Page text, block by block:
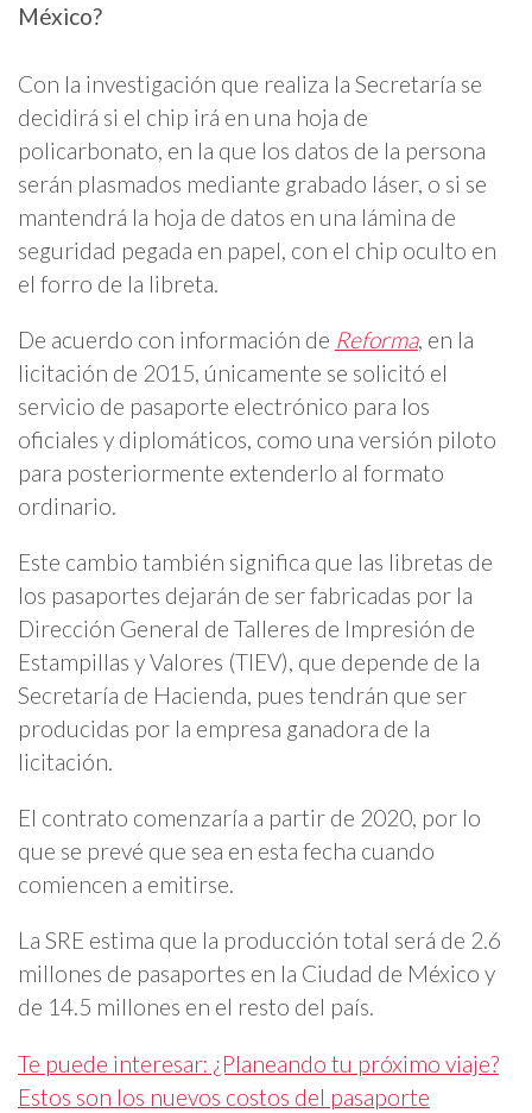
México?
Con la investigación que realiza la Secretaría se
decidirá si el chip irá en una hoja de
policarbonato, en la que los datos de la persona
serán plasmados mediante grabado láser, o si se
mantendrá la hoja de datos en una lámina de
seguridad pegada en papel, con el chip oculto en
el forro de la libreta.
De acuerdo con información de Reforma, en la
licitación de 2015, únicamente se solicitó el
servicio de pasaporte electrónico para los
oficiales y diplomáticos, como una versión piloto
para posteriormente extenderlo al formato
ordinario.
Este cambio también significa que las libretas de
los pasaportes dejarán de ser fabricadas por la
Dirección General de Talleres de Impresión de
Estampillas y Valores (TIEV), que depende de la
Secretaría de Hacienda, pues tendrán que ser
producidas por la empresa ganadora de la
licitación.
El contrato comenzaría a partir de 2020, por lo
que se prevé que sea en esta fecha cuando
comiencen a emitirse.
La SRE estima que la producción total será de 2.6
millones de pasaportes en la Ciudad de México y
de 14.5 millones en el resto del país.
Te puede interesar: ¿Planeando tu próximo viaje?
Estos son los nuevos costos del pasaporte